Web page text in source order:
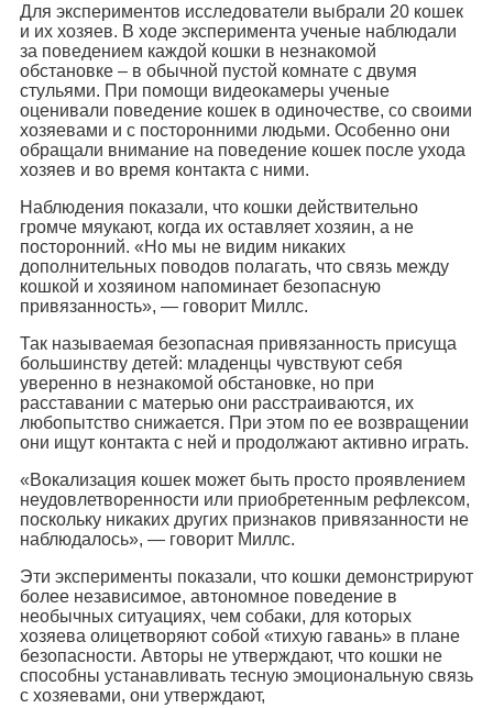
Для экспериментов исследователи выбрали 20 кошек
и их хозяев. В ходе эксперимента ученые наблюдали
за поведением каждой кошки в незнакомой
обстановке – в обычной пустой комнате с двумя
стульями. При помощи видеокамеры ученые
оценивали поведение кошек в одиночестве, со своими
хозяевами и с посторонними людьми. Особенно они
обращали внимание на поведение кошек после ухода
хозяев и во время контакта с ними.
Наблюдения показали, что кошки действительно
громче мяукают, когда их оставляет хозяин, а не
посторонний. «Но мы не видим никаких
дополнительных поводов полагать, что связь между
кошкой и хозяином напоминает безопасную
привязанность», — говорит Миллс.
Так называемая безопасная привязанность присуща
большинству детей: младенцы чувствуют себя
уверенно в незнакомой обстановке, но при
расставании с матерью они расстраиваются, их
любопытство снижается. При этом по ее возвращении
они ищут контакта с ней и продолжают активно играть.
«Вокализация кошек может быть просто проявлением
неудовлетворенности или приобретенным рефлексом,
поскольку никаких других признаков привязанности не
наблюдалось», — говорит Миллс.
Эти эксперименты показали, что кошки демонстрируют
более независимое, автономное поведение в
необычных ситуациях, чем собаки, для которых
хозяева олицетворяют собой «тихую гавань» в плане
безопасности. Авторы не утверждают, что кошки не
способны устанавливать тесную эмоциональную связь
с хозяевами, они утверждают,